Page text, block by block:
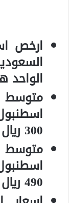
ارخص
الواحد هو 1050 ريال
300 ريال (80 دولار)
490 ريال (130 دولار)